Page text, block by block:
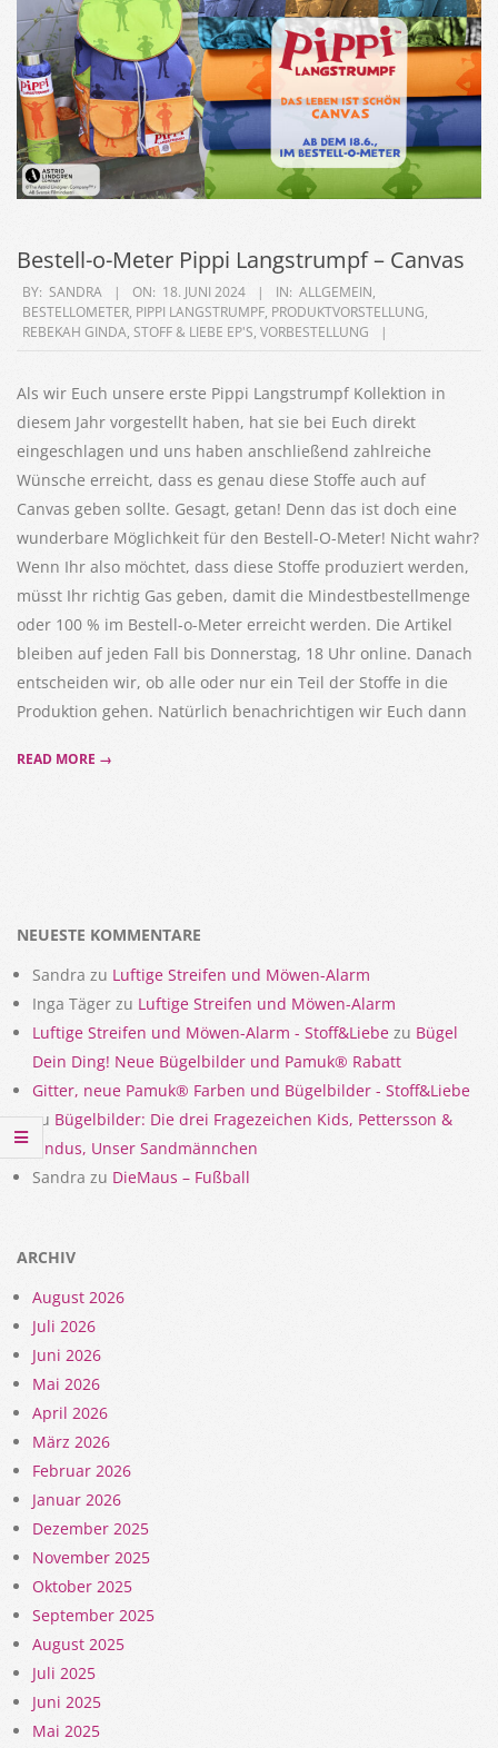
Bestell-o-Meter Pippi Langstrumpf – Canvas
2024-
06-
BY: SANDRA ON: 18. JUNI 2024 IN: ALLGEMEIN,
BESTELLOMETER, PIPPI LANGSTRUMPF, PRODUKTVORSTELLUNG,
REBEKAH GINDA, STOFF & LIEBE EP'S, VORBESTELLUNG
Als wir Euch unsere erste Pippi Langstrumpf Kollektion in
diesem Jahr vorgestellt haben, hat sie bei Euch direkt
eingeschlagen und uns haben anschließend zahlreiche
Wünsche erreicht, dass es genau diese Stoffe auch auf
Canvas geben sollte. Gesagt, getan! Denn das ist doch eine
wunderbare Möglichkeit für den Bestell-O-Meter! Nicht wahr?
Wenn Ihr also möchtet, dass diese Stoffe produziert werden,
müsst Ihr richtig Gas geben, damit die Mindestbestellmenge
oder 100 % im Bestell-o-Meter erreicht werden. Die Artikel
bleiben auf jeden Fall bis Donnerstag, 18 Uhr online. Danach
entscheiden wir, ob alle oder nur ein Teil der Stoffe in die
Produktion gehen. Natürlich benachrichtigen wir Euch dann
READ MORE →
NEUESTE KOMMENTARE
Sandra zu Luftige Streifen und Möwen-Alarm
Inga Täger zu Luftige Streifen und Möwen-Alarm
Luftige Streifen und Möwen-Alarm - Stoff&Liebe zu Bügel
Dein Ding! Neue Bügelbilder und Pamuk® Rabatt
Gitter, neue Pamuk® Farben und Bügelbilder - Stoff&Liebe
zu Bügelbilder: Die drei Fragezeichen Kids, Pettersson &
Findus, Unser Sandmännchen
Sandra zu DieMaus – Fußball
ARCHIV
August 2026
Juli 2026
Juni 2026
Mai 2026
April 2026
März 2026
Februar 2026
Januar 2026
Dezember 2025
November 2025
Oktober 2025
September 2025
August 2025
Juli 2025
Juni 2025
Mai 2025